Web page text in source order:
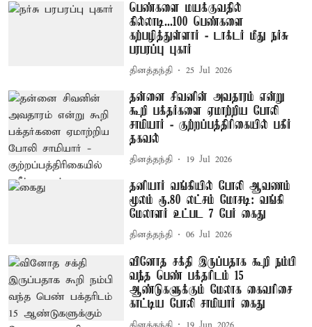
பெண்களை மயக்குவதில்
கில்லாடி...100 பெண்களை
கற்பழித்துள்ளார் - டாக்டர் மீது நர்சு
பரபரப்பு புகார்
தினத்தந்தி 25 Jul 2026
தன்னை சிவனின் அவதாரம் என்று
கூறி பக்தர்களை ஏமாற்றிய போலி
சாமியார் - குற்றப்பத்திரிகையில் பகீர்
தகவல்
தினத்தந்தி 19 Jul 2026
தனியார் வங்கியில் போலி ஆவணம்
மூலம் ரூ.80 லட்சம் மோசடி: வங்கி
மேலாளர் உட்பட 7 பேர் கைது
தினத்தந்தி 06 Jul 2026
வினோத சக்தி இருப்பதாக கூறி நம்பி
வந்த பெண் பக்தரிடம் 15
ஆண்டுகளுக்கும் மேலாக கைவரிசை
காட்டிய போலி சாமியார் கைது